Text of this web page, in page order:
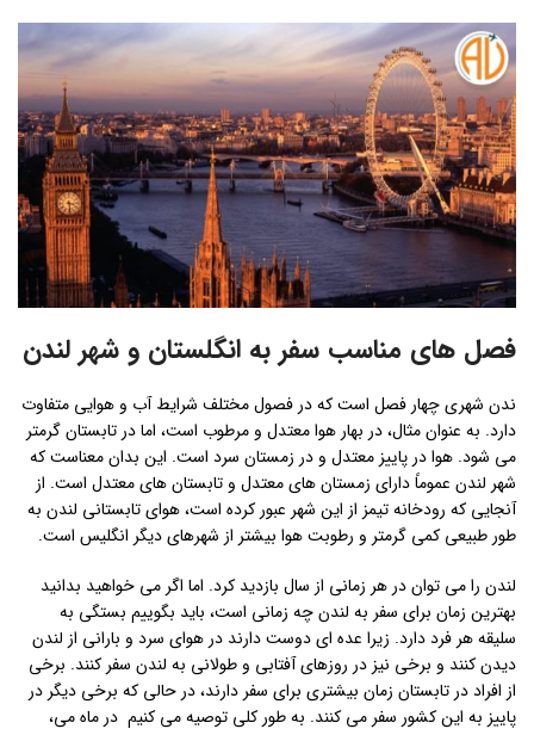
فصل های مناسب سفر به انگلستان و شهر لندن
ندن شهری چهار فصل است که در فصول مختلف شرایط آب و هوایی متفاوت
دارد. به عنوان مثال، در بهار هوا معتدل و مرطوب است، اما در تابستان گرمتر
می شود. هوا در پاییز معتدل و در زمستان سرد است. این بدان معناست که
شهر لندن عموماً دارای زمستان های معتدل و تابستان های معتدل است. از
آنجایی که رودخانه تیمز از این شهر عبور کرده است، هوای تابستانی لندن به
طور طبیعی کمی گرمتر و رطوبت هوا بیشتر از شهرهای دیگر انگلیس است.
لندن را می توان در هر زمانی از سال بازدید کرد. اما اگر می خواهید بدانید
بهترین زمان برای سفر به لندن چه زمانی است، باید بگوییم بستگی به
سلیقه هر فرد دارد. زیرا عده ای دوست دارند در هوای سرد و بارانی از لندن
دیدن کنند و برخی نیز در روزهای آفتابی و طولانی به لندن سفر کنند. برخی
از افراد در تابستان زمان بیشتری برای سفر دارند، در حالی که برخی دیگر در
پاییز به این کشور سفر می کنند. به طور کلی توصیه می کنیم در ماه می،